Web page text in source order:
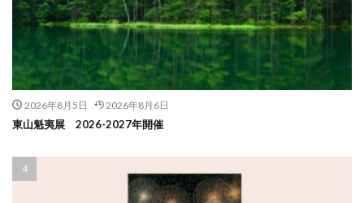
2026年8月5日 2026年8月6日
東山魁夷展 2026-2027年開催